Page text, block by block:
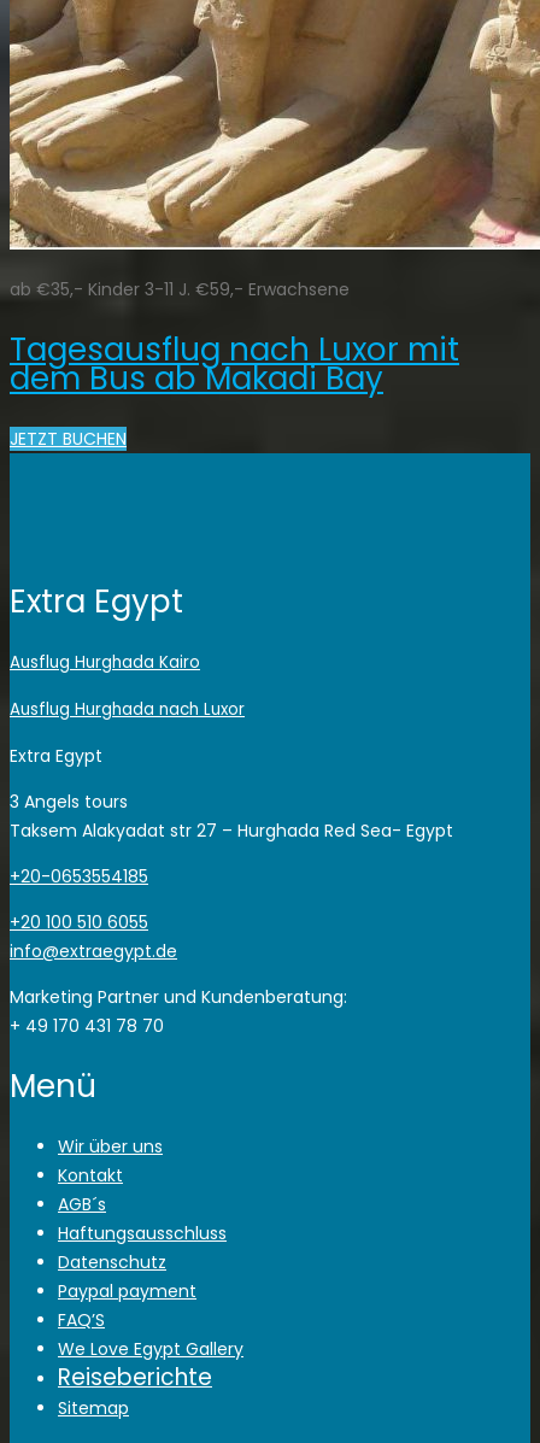
ab €35,- Kinder 3-11 J. €59,- Erwachsene
Tagesausflug nach Luxor mit
dem Bus ab Makadi Bay
JETZT BUCHEN
Extra Egypt
Ausflug Hurghada Kairo
Ausflug Hurghada nach Luxor
Extra Egypt
3 Angels tours
Taksem Alakyadat str 27 – Hurghada Red Sea- Egypt
+20-0653554185
+20 100 510 6055
info@extraegypt.de
Marketing Partner und Kundenberatung:
+ 49 170 431 78 70
Menü
Wir über uns
Kontakt
AGB´s
Haftungsausschluss
Datenschutz
Paypal payment
FAQ’S
We Love Egypt Gallery
Reiseberichte
Sitemap